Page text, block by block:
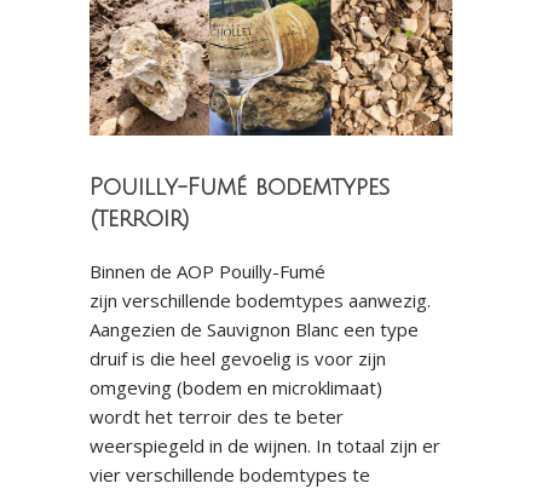
Pouilly-Fumé bodemtypes
(terroir)
Binnen de AOP Pouilly-Fumé
zijn verschillende bodemtypes aanwezig.
Aangezien de Sauvignon Blanc een type
druif is die heel gevoelig is voor zijn
omgeving (bodem en microklimaat)
wordt het terroir des te beter
weerspiegeld in de wijnen. In totaal zijn er
vier verschillende bodemtypes te